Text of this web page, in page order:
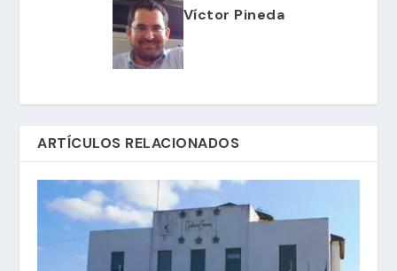
Víctor Pineda
ARTÍCULOS RELACIONADOS